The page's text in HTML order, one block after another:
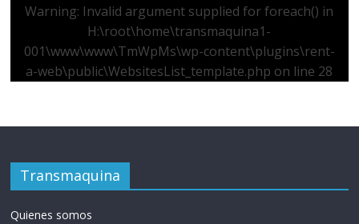
Warning: Invalid argument supplied for foreach() in
H:\root\home\transmaquina1-
001\www\www\TmWpMs\wp-content\plugins\rent-
a-web\public\WebsitesList_template.php on line 28
Transmaquina
Quienes somos